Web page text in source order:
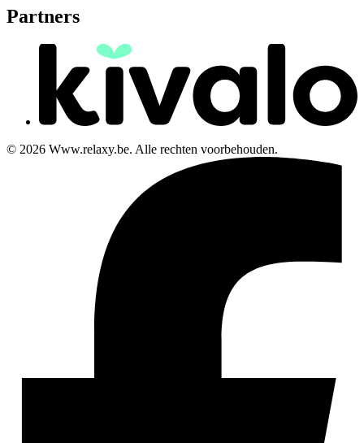
Partners
© 2026 Www.relaxy.be. Alle rechten voorbehouden.